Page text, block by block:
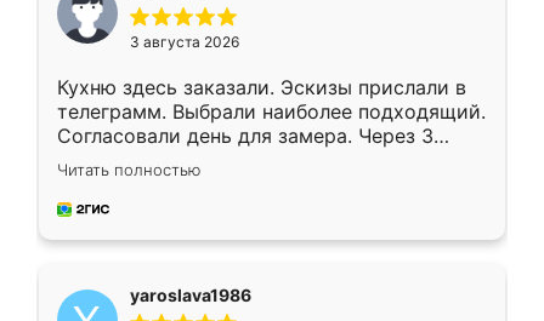
3 августа 2026
Кухню здесь заказали. Эскизы прислали в
телеграмм. Выбрали наиболее подходящий.
Согласовали день для замера. Через 3
недели кухня была уже готова. Остались
довольны работой. Спасибо Ренессанс
мебель за качественную работу!
Читать полностью
yaroslava1986